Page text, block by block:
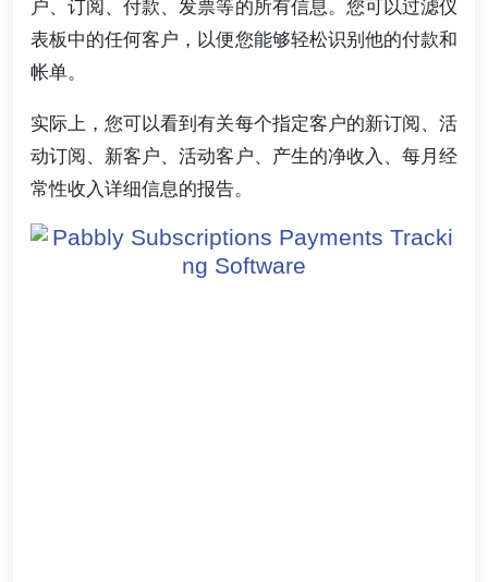
户、订阅、付款、发票等的所有信息。您可以过滤仪
表板中的任何客户，以便您能够轻松识别他的付款和
帐单。
实际上，您可以看到有关每个指定客户的新订阅、活
动订阅、新客户、活动客户、产生的净收入、每月经
常性收入详细信息的报告。